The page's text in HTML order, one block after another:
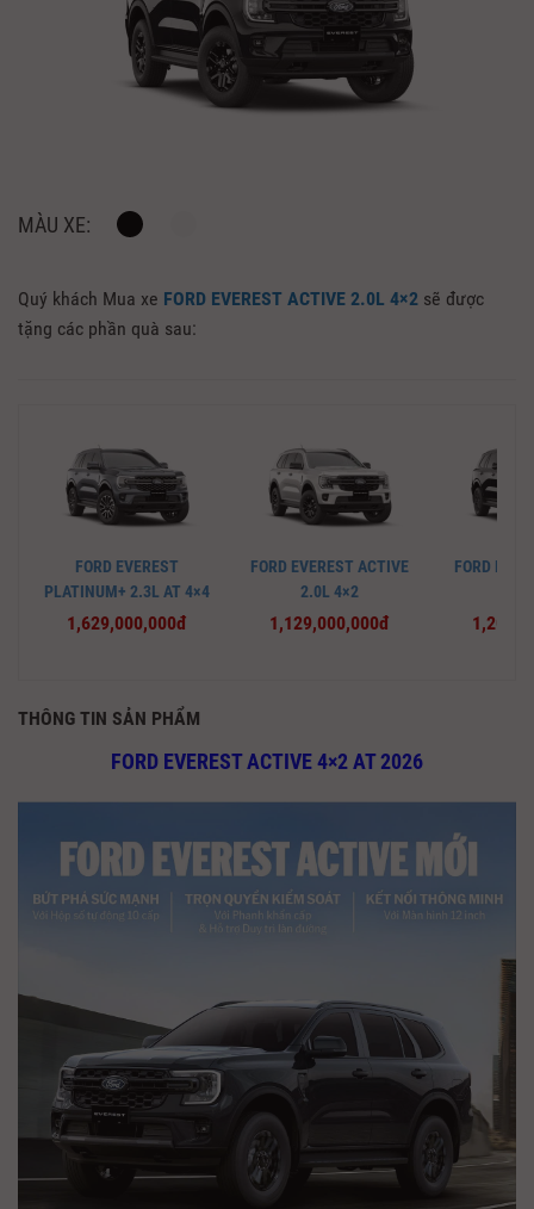
MÀU XE:
Quý khách Mua xe FORD EVEREST ACTIVE 2.0L 4×2 sẽ được
tặng các phần quà sau:
FORD EVEREST
PLATINUM+ 2.3L AT 4×4
1,629,000,000đ
FORD EVEREST ACTIVE
2.0L 4×2
1,129,000,000đ
FORD
THÔNG TIN SẢN PHẨM
FORD EVEREST ACTIVE 4×2 AT 2026